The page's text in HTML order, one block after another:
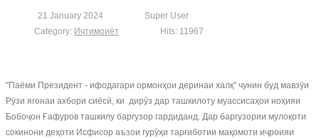
21 January 2024
Super User
Category: Иҷтимоиёт Hits: 11967
"Паёми Президент - ифодагари ормонҳои деринаи халқ" чунин буд мавзӯи
Рӯзи ягонаи ахбори сиёсӣ, ки дирӯз дар ташкилоту муассисаҳои ноҳияи
Бобоҷон Ғафуров ташкилу баргузор гардиданд. Дар баргузории мулоқоти
сокинони деҳоти Исфисор аъзои гурӯҳи тарғиботии мақомоти иҷроияи